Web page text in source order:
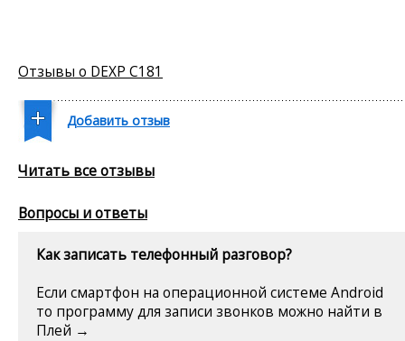
Отзывы о DEXP C181
Добавить отзыв
Читать все отзывы
Вопросы и ответы
Как записать телефонный разговор?
Если смартфон на операционной системе Android
то программу для записи звонков можно найти в
Плей →